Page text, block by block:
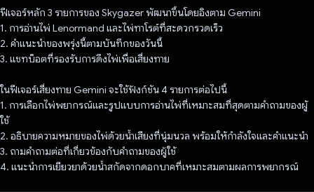
ฟีเจอร์หลัก 3 รายการของ Skygazer พัฒนาขึ้นโดยอิงตาม Gemini
1. การอ่านไพ่ Lenormand และไพ่ทาโรต์ที่สะดวกรวดเร็ว
2. คำแนะนำของพรุ่งนี้ตามบันทึกของวันนี้
3. แชทบ็อตที่รองรับการดึงไพ่เพื่อเสี่ยงทาย
ในฟีเจอร์เสี่ยงทาย Gemini จะใช้ฟังก์ชัน 4 รายการต่อไปนี้
1. การเลือกไพ่พยากรณ์และรูปแบบการอ่านไพ่ที่เหมาะสมที่สุดตามคำถามของผู้
ใช้
2. อธิบายความหมายของไพ่ด้วยน้ำเสียงที่นุ่มนวล พร้อมให้กำลังใจและคำแนะนำ
3. ถามคำถามต่อที่เกี่ยวข้องกับคำถามของผู้ใช้
4. แนะนำการเยียวยาด้วยน้ำสกัดจากดอกบาคที่เหมาะสมตามผลการพยากรณ์